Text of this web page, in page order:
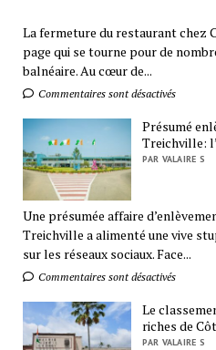
La fermeture du restaurant chez
page qui se tourne pour de
balnéaire. Au cœur de...
Commentaires sont désactivés
Présumé
Treichville:
PAR VALAIRE S
Une présumée affaire
Treichville a alimenté une vive
sur les réseaux sociaux. Face...
Commentaires sont désactivés
Le
riches de
PAR VALAIRE S